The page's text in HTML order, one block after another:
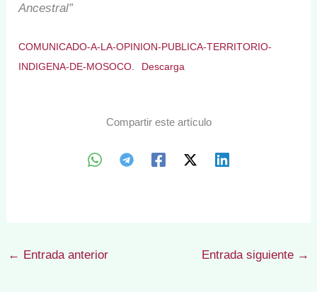
Ancestral”
COMUNICADO-A-LA-OPINION-PUBLICA-TERRITORIO-
INDIGENA-DE-MOSOCO.
Descarga
Compartir este artículo
← Entrada anterior Entrada siguiente →